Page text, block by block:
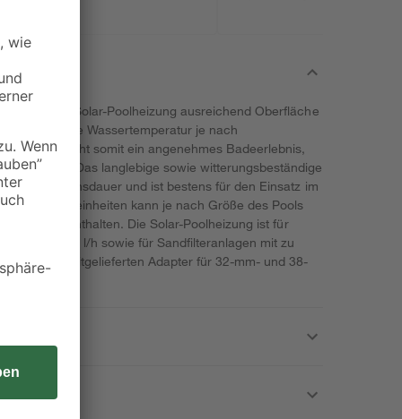
ist die Solar-Poolheizung ausreichend Oberfläche
Sie erhöht die Wassertemperatur je nach
ermöglicht somit ein angenehmes Badeerlebnis,
ist. Das langlebige sowie witterungsbeständige
lange Lebensdauer und ist bestens für den Einsatz im
Heizeinheiten kann je nach Größe des Pools
enthalten. Die Solar-Poolheizung ist für
bis zu 9.462 l/h sowie für Sandfilteranlagen mit zu
durch die mitgelieferten Adapter für 32-mm- und 38-